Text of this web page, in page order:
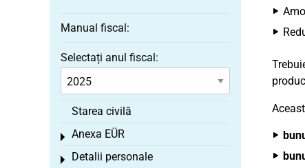
Manual fiscal:
Selectați anul fiscal:
Starea civilă
Anexa EÜR
Toggle menu
Detalii personale
Toggle menu